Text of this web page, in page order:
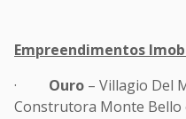
Empreendimentos
· Ouro – Villagio Del
Construtora Monte